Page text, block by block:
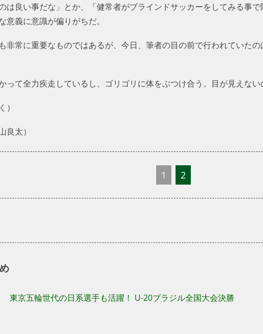
は良い事だな」とか、「健常者がブラインドサッカーをしてみる事
意義に意識が偏りがちだ。
非常に重要なものではあるが、今日、筆者の目の前で行われていた
って全力疾走しているし、ゴリゴリに体をぶつけ合う。目が見えない
）
良太）
1 2
東京五輪世代の日系選手も活躍！ U-20ブラジル全国大会決勝